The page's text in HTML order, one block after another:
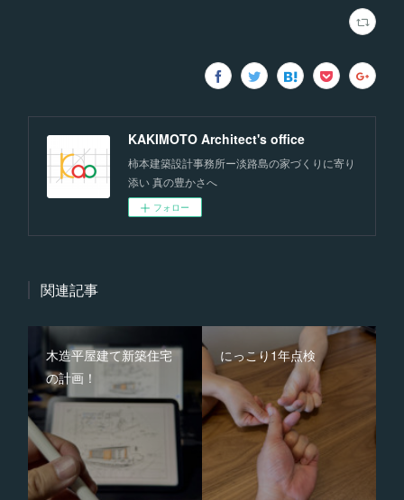
KAKIMOTO Architect's office
柿本建築設計事務所ー淡路島の家づくりに寄り
添い 真の豊かさへ
フォロー
関連記事
木造平屋建て新築住宅
の計画！
にっこり1年点検